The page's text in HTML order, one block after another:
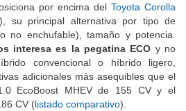
por encima del Toyota Corolla
), su principal alternativa por tipo de
no enchufable), tamaño y potencia.
interesa es la pegatina ECO y no
convencional o híbrido ligero,
adicionales más asequibles que el
EcoBoost MHEV de 155 CV y el
CV (listado comparativo).